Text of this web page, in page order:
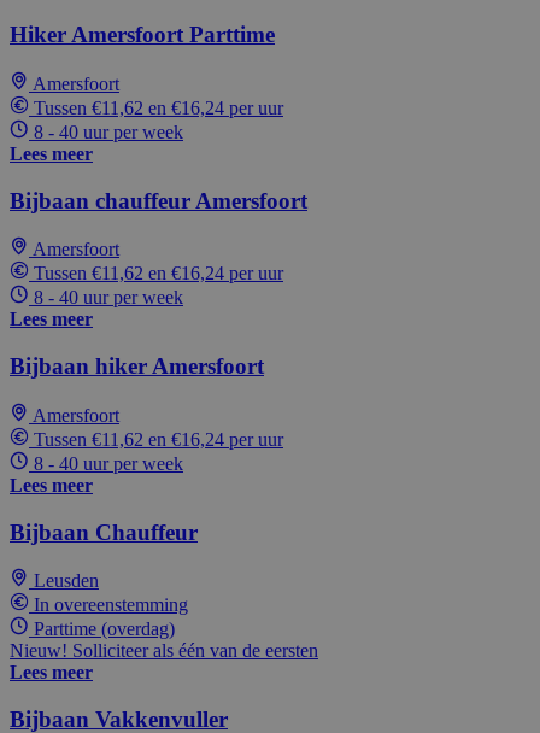
Hiker Amersfoort Parttime
Amersfoort
Tussen €11,62 en €16,24 per uur
8 - 40 uur per week
Lees meer
Bijbaan chauffeur Amersfoort
Amersfoort
Tussen €11,62 en €16,24 per uur
8 - 40 uur per week
Lees meer
Bijbaan hiker Amersfoort
Amersfoort
Tussen €11,62 en €16,24 per uur
8 - 40 uur per week
Lees meer
Bijbaan Chauffeur
Leusden
In overeenstemming
Parttime (overdag)
Nieuw! Solliciteer als één van de eersten
Lees meer
Bijbaan Vakkenvuller